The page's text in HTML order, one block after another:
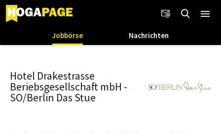
Jobbörse Nachrichten
Hotel Drakestrasse
Beriebsgesellschaft mbH -
SO/Berlin Das Stue